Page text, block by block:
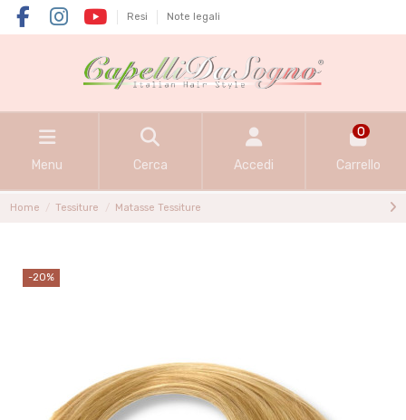
Resi Note legali
Menu Cerca Accedi
0
Carrello
Home Tessiture Matasse Tessiture
-20%